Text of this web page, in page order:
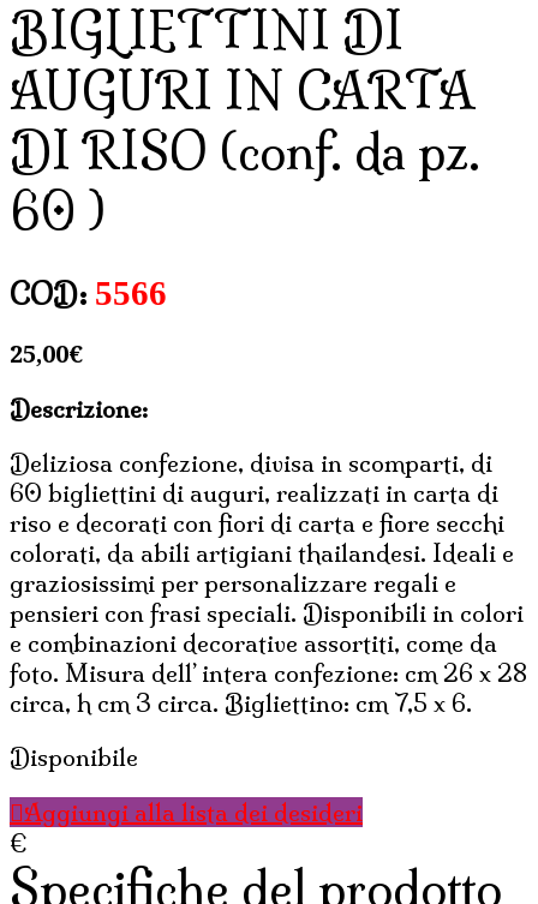
BIGLIETTINI DI
AUGURI IN CARTA
DI RISO (conf. da pz.
60 )
COD: 5566
25,00€
Descrizione:
Deliziosa confezione, divisa in scomparti, di
60 bigliettini di auguri, realizzati in carta di
riso e decorati con fiori di carta e fiore secchi
colorati, da abili artigiani thailandesi. Ideali e
graziosissimi per personalizzare regali e
pensieri con frasi speciali. Disponibili in colori
e combinazioni decorative assortiti, come da
foto. Misura dell’ intera confezione: cm 26 x 28
circa, h cm 3 circa. Bigliettino: cm 7,5 x 6.
Disponibile
Aggiungi alla lista dei desideri
€
Specifiche del prodotto